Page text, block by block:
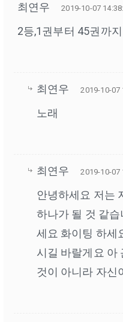
최연우 2019-10-07
2등,1권부터 45권까
최연우 2019-10-07
노래
최연우 2019-10-07
안녕하세요 저는
하나가 될 것 같
세요 화이팅 하세
시길 바랄게요 아
것이 아니라 자신